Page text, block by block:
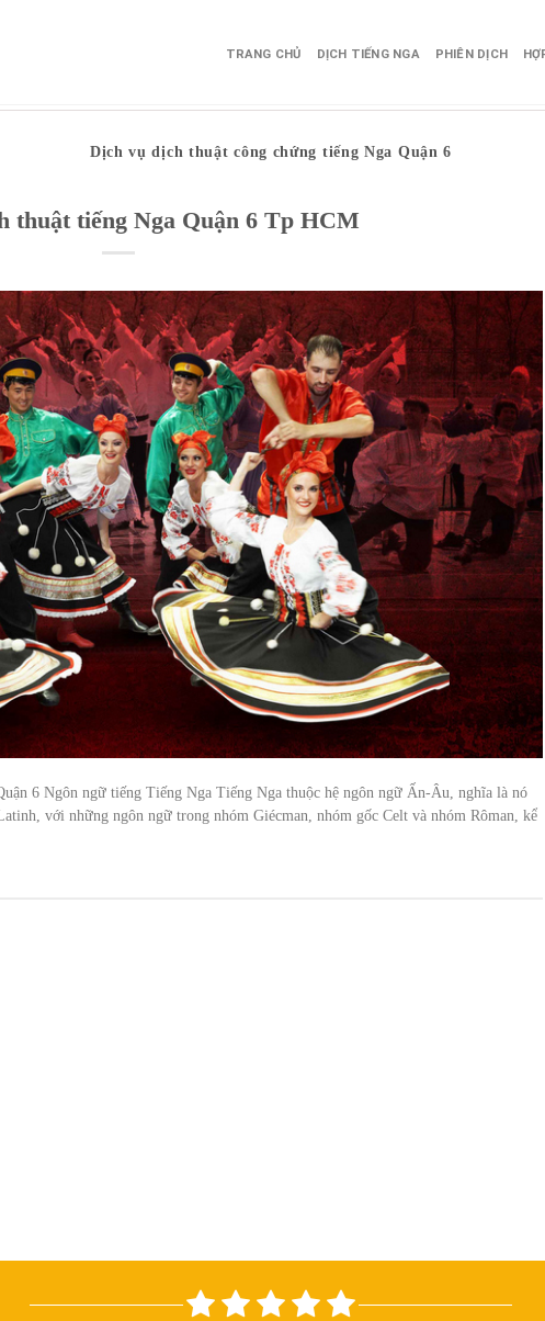
TRANG CHỦ DỊCH TIẾNG NGA PHIÊN DỊCH
Dịch vụ dịch thuật công chứng tiếng Nga Quận 6
thuật tiếng Nga Quận 6 Tp HCM
6 Ngôn ngữ tiếng Tiếng Nga Tiếng Nga thuộc hệ ngôn ngữ Ấn-Âu, nghĩa là nó
với những ngôn ngữ trong nhóm Giécman, nhóm gốc Celt và nhóm Rôman, kể